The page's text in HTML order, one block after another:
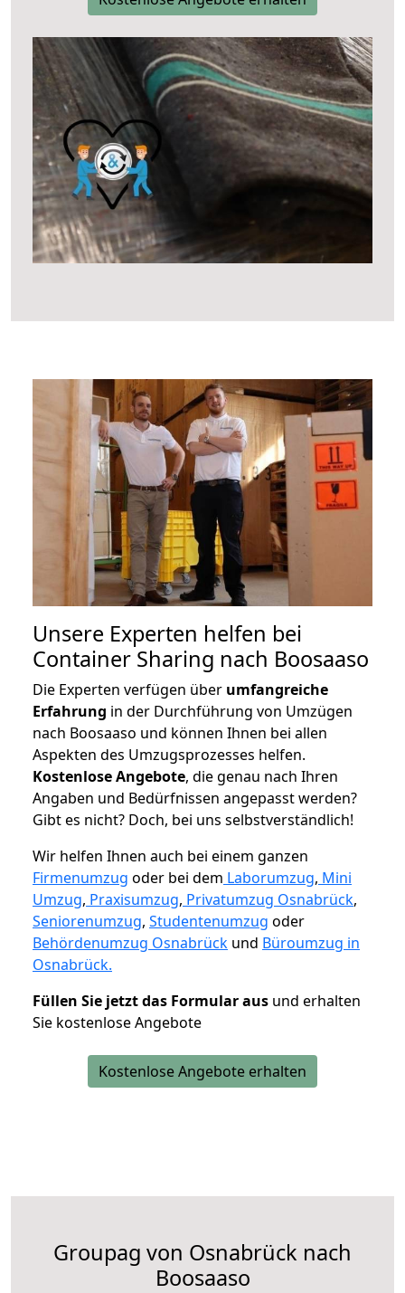
Unsere Experten helfen bei
Container Sharing nach Boosaaso
Die Experten verfügen über umfangreiche
Erfahrung in der Durchführung von Umzügen
nach Boosaaso und können Ihnen bei allen
Aspekten des Umzugsprozesses helfen.
Kostenlose Angebote, die genau nach Ihren
Angaben und Bedürfnissen angepasst werden?
Gibt es nicht? Doch, bei uns selbstverständlich!
Wir helfen Ihnen auch bei einem ganzen
Firmenumzug oder bei dem Laborumzug, Mini
Umzug, Praxisumzug, Privatumzug Osnabrück,
Seniorenumzug, Studentenumzug oder
Behördenumzug Osnabrück und Büroumzug in
Osnabrück.
Füllen Sie jetzt das Formular aus und erhalten
Sie kostenlose Angebote
Kostenlose Angebote erhalten
Groupag von Osnabrück nach
Boosaaso